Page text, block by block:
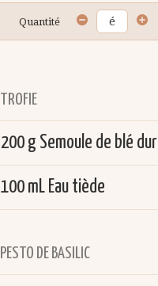
Quantité
TROFIE
200 g Semoule de blé dur
100 mL Eau tiède
PESTO DE BASILIC